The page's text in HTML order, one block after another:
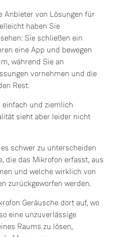
Anbieter von Lösungen für
haben Sie
Sie schließen ein
eine App und bewegen
während Sie an
vornehmen und die
Rest.
und ziemlich
sieht aber leider nicht
schwer zu unterscheiden
die das Mikrofon erfasst, aus
und welche wirklich von
zurückgeworfen werden.
Geräusche dort auf, wo
eine unzuverlässige
Raums zu lösen,